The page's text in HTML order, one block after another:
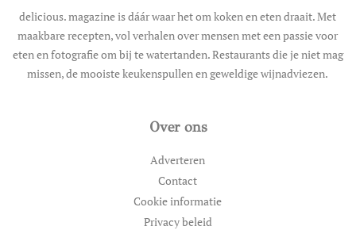
delicious. magazine is dáár waar het om koken en eten draait. Met
maakbare recepten, vol verhalen over mensen met een passie voor
eten en fotografie om bij te watertanden. Restaurants die je niet mag
missen, de mooiste keukenspullen en geweldige wijnadviezen.
Over ons
Adverteren
Contact
Cookie informatie
Privacy beleid